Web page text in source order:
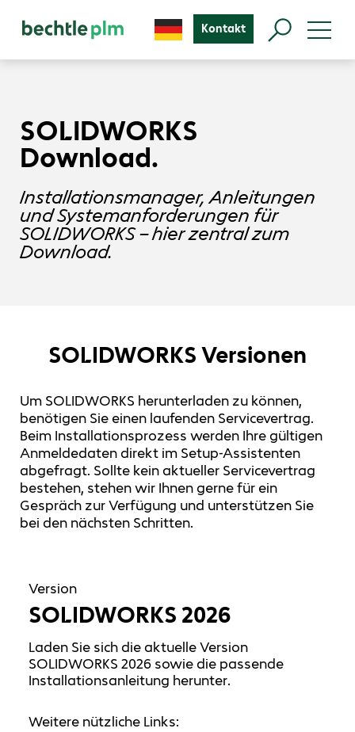
Kontakt
SOLIDWORKS
Download.
Installationsmanager, Anleitungen
und Systemanforderungen für
SOLIDWORKS – hier zentral zum
Download.
SOLIDWORKS Versionen
Um SOLIDWORKS herunterladen zu können,
benötigen Sie einen laufenden Servicevertrag.
Beim Installationsprozess werden Ihre gültigen
Anmeldedaten direkt im Setup-Assistenten
abgefragt. Sollte kein aktueller Servicevertrag
bestehen, stehen wir Ihnen gerne für ein
Gespräch zur Verfügung und unterstützen Sie
bei den nächsten Schritten.
Version
SOLIDWORKS 2026
Laden Sie sich die aktuelle Version
SOLIDWORKS 2026 sowie die passende
Installationsanleitung herunter.
Weitere nützliche Links: